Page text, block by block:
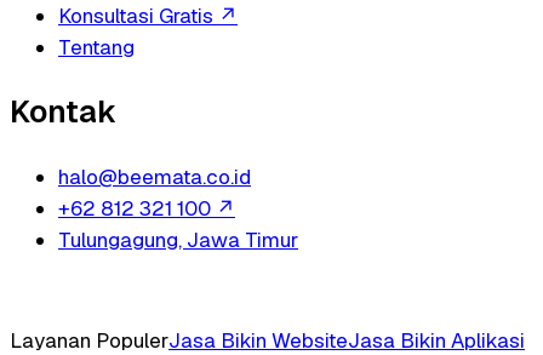
Konsultasi Gratis ↗
Tentang
Kontak
halo@beemata.co.id
+62 812 321 100 ↗
Tulungagung, Jawa Timur
Layanan PopulerJasa Bikin WebsiteJasa Bikin Aplikasi